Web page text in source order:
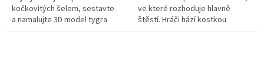
kočkovitých šelem, sestavte
a namalujte 3D model tygra
a ještě mnohem víc!
ve které rozhoduje hlavně
štěstí. Hráči hází kostkou
a postupují po hrací desce